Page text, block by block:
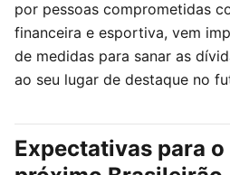
por pessoas comprometidas
financeira e esportiva, vem
de medidas para sanar as
ao seu lugar de destaque no
Expectativas para